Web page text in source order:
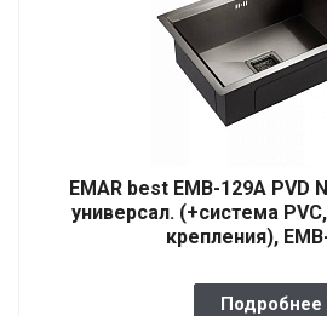
EMAR best EMB-129A PVD
универсал. (+система
крепления),
Подробнее